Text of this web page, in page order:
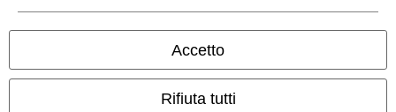
Accetto
Rifiuta tutti
Legge sulla Privacy
Smaltimento rifiuti e protezione dell’ambiente